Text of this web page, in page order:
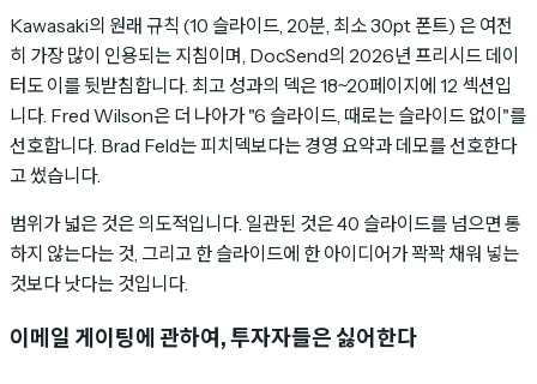
Kawasaki의 원래 규칙 (10 슬라이드, 20분, 최소 30pt 폰트) 은 여전
히 가장 많이 인용되는 지침이며, DocSend의 2026년 프리시드 데이
터도 이를 뒷받침합니다. 최고 성과의 덱은 18~20페이지에 12 섹션입
니다. Fred Wilson은 더 나아가 "6 슬라이드, 때로는 슬라이드 없이"를
선호합니다. Brad Feld는 피치덱보다는 경영 요약과 데모를 선호한다
고 썼습니다.
범위가 넓은 것은 의도적입니다. 일관된 것은 40 슬라이드를 넘으면 통
하지 않는다는 것, 그리고 한 슬라이드에 한 아이디어가 꽉꽉 채워 넣는
것보다 낫다는 것입니다.
이메일 게이팅에 관하여, 투자자들은 싫어한다